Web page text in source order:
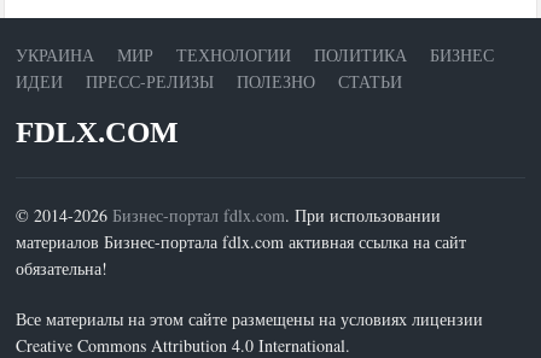
УКРАИНА МИР ТЕХНОЛОГИИ ПОЛИТИКА
БИЗНЕС
ИДЕИ
ПРЕСС-РЕЛИЗЫ ПОЛЕЗНО СТАТЬИ
FDLX.COM
© 2014-2026 Бизнес-портал fdlx.com. При использовании
материалов Бизнес-портала fdlx.com активная ссылка на сайт
обязательна!
Все материалы на этом сайте размещены на условиях лицензии
Creative Commons Attribution 4.0 International.